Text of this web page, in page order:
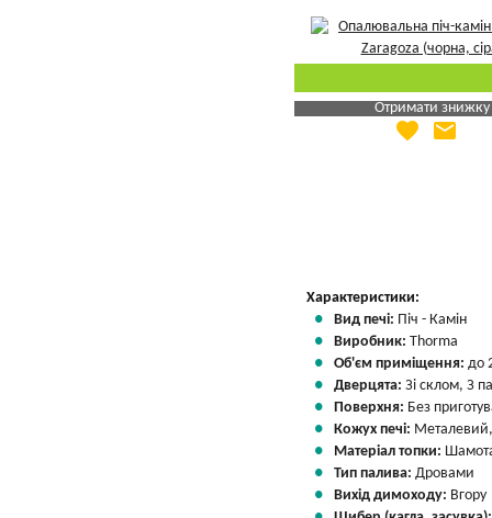
Отримати знижку
Яка Ваша ціна
favorite email
Характеристики:
Вид печі: Піч - Камін
Виробник: Thorma
Об'єм приміщення: до
Дверцята: Зі склом, З
Поверхня: Без
Кожух печі:
Матеріал топки:
Тип палива: Дровами
Вихід димоходу: Вгору